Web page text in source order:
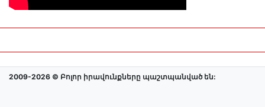
2009-2026 © Բոլոր իրավունքները պաշտպանված են: